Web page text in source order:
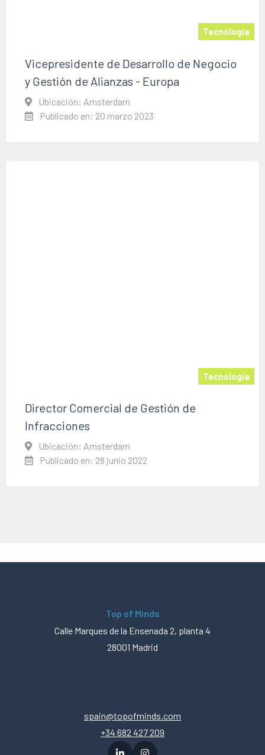
Tecnología
Vicepresidente de Desarrollo de Negocio
y Gestión de Alianzas - Europa
Ubicación: Amsterdam
Publicado en: 20 marzo 2023
Tecnología
Director Comercial de Gestión de
Infracciones
Ubicación: Amsterdam
Publicado en: 28 junio 2022
Top of Minds
Calle Marques de la Ensenada 2, planta 4
28001 Madrid
spain@topofminds.com
+34 682 427 209